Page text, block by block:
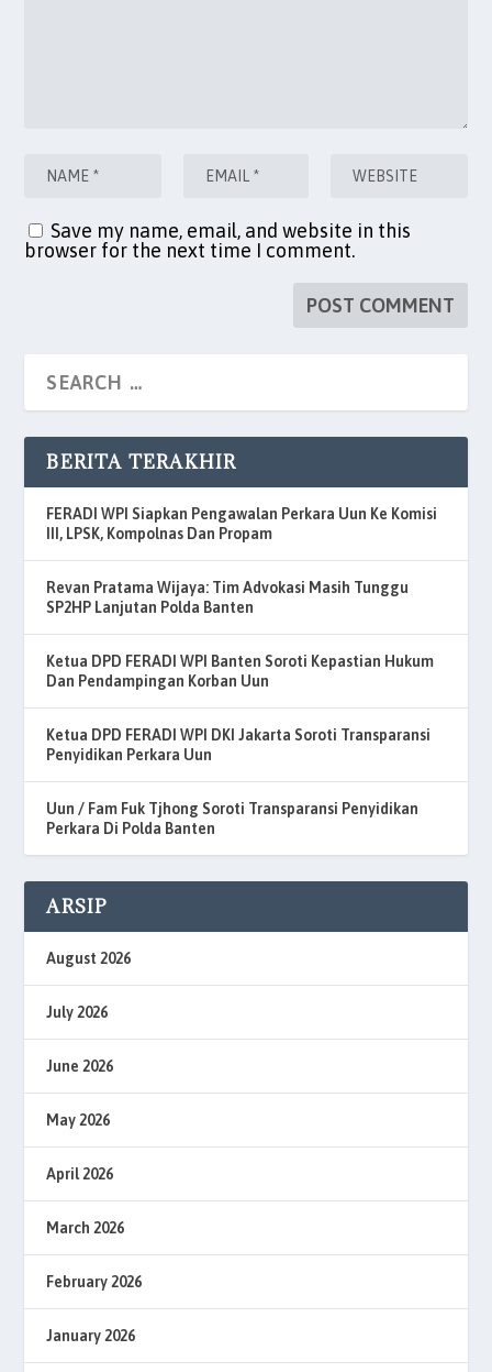
Save my name, email, and website in this
browser for the next time I comment.
BERITA TERAKHIR
FERADI WPI Siapkan Pengawalan Perkara Uun Ke Komisi
III, LPSK, Kompolnas Dan Propam
Revan Pratama Wijaya: Tim Advokasi Masih Tunggu
SP2HP Lanjutan Polda Banten
Ketua DPD FERADI WPI Banten Soroti Kepastian Hukum
Dan Pendampingan Korban Uun
Ketua DPD FERADI WPI DKI Jakarta Soroti Transparansi
Penyidikan Perkara Uun
Uun / Fam Fuk Tjhong Soroti Transparansi Penyidikan
Perkara Di Polda Banten
ARSIP
August 2026
July 2026
June 2026
May 2026
April 2026
March 2026
February 2026
January 2026